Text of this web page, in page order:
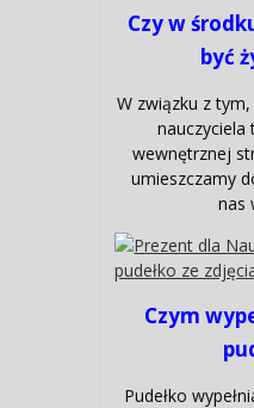
Czy w
być
W związku z
nauczyciela
wewnętrznej
umieszczamy
nas
Czym
Pudełko